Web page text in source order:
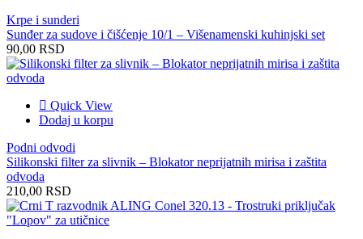
Krpe i sunderi
Sunđer za sudove i čišćenje 10/1 – Višenamenski kuhinjski set
90,00 RSD
Quick View
Dodaj u korpu
Podni odvodi
Silikonski filter za slivnik – Blokator neprijatnih mirisa i zaštita
odvoda
210,00 RSD